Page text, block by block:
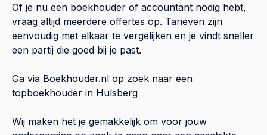
Of je nu een boekhouder of accountant nodig hebt,
vraag altijd meerdere offertes op. Tarieven zijn
eenvoudig met elkaar te vergelijken en je vindt sneller
een partij die goed bij je past.
Ga via Boekhouder.nl op zoek naar een
topboekhouder in Hulsberg
Wij maken het je gemakkelijk om voor jouw